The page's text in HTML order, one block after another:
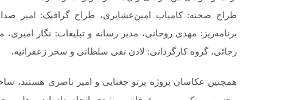
طراح صحنه: کامیاب امین‌عشایری، طراح گرافیک: امیر
برنامه‌ریز: مهدی روحانی، مدیر رسانه و تبلیغات: نگار
رجائی، گروه کارگردانی: لادن نقی سلطانی و سحر زعفرانیه.
همچنین عکاسان پروژه پرتو جغتایی و امیر ناصری هستند،